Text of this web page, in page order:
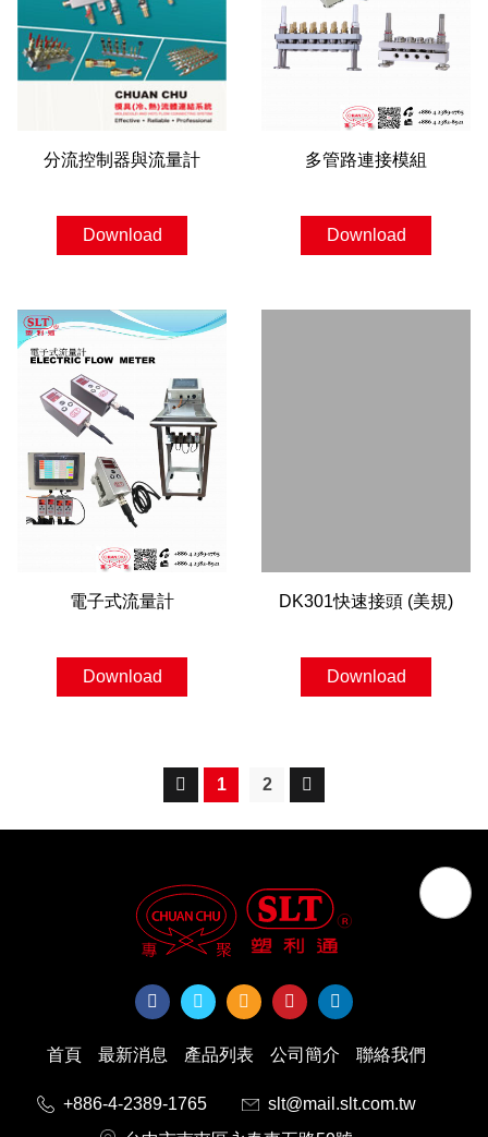
分流控制器與流量計
Download
多管路連接模組
Download
電子式流量計
Download
DK301快速接頭 (美規)
Download
1 2
首頁 最新消息 產品列表 公司簡介 聯絡我們
+886-4-2389-1765
slt@mail.slt.com.tw